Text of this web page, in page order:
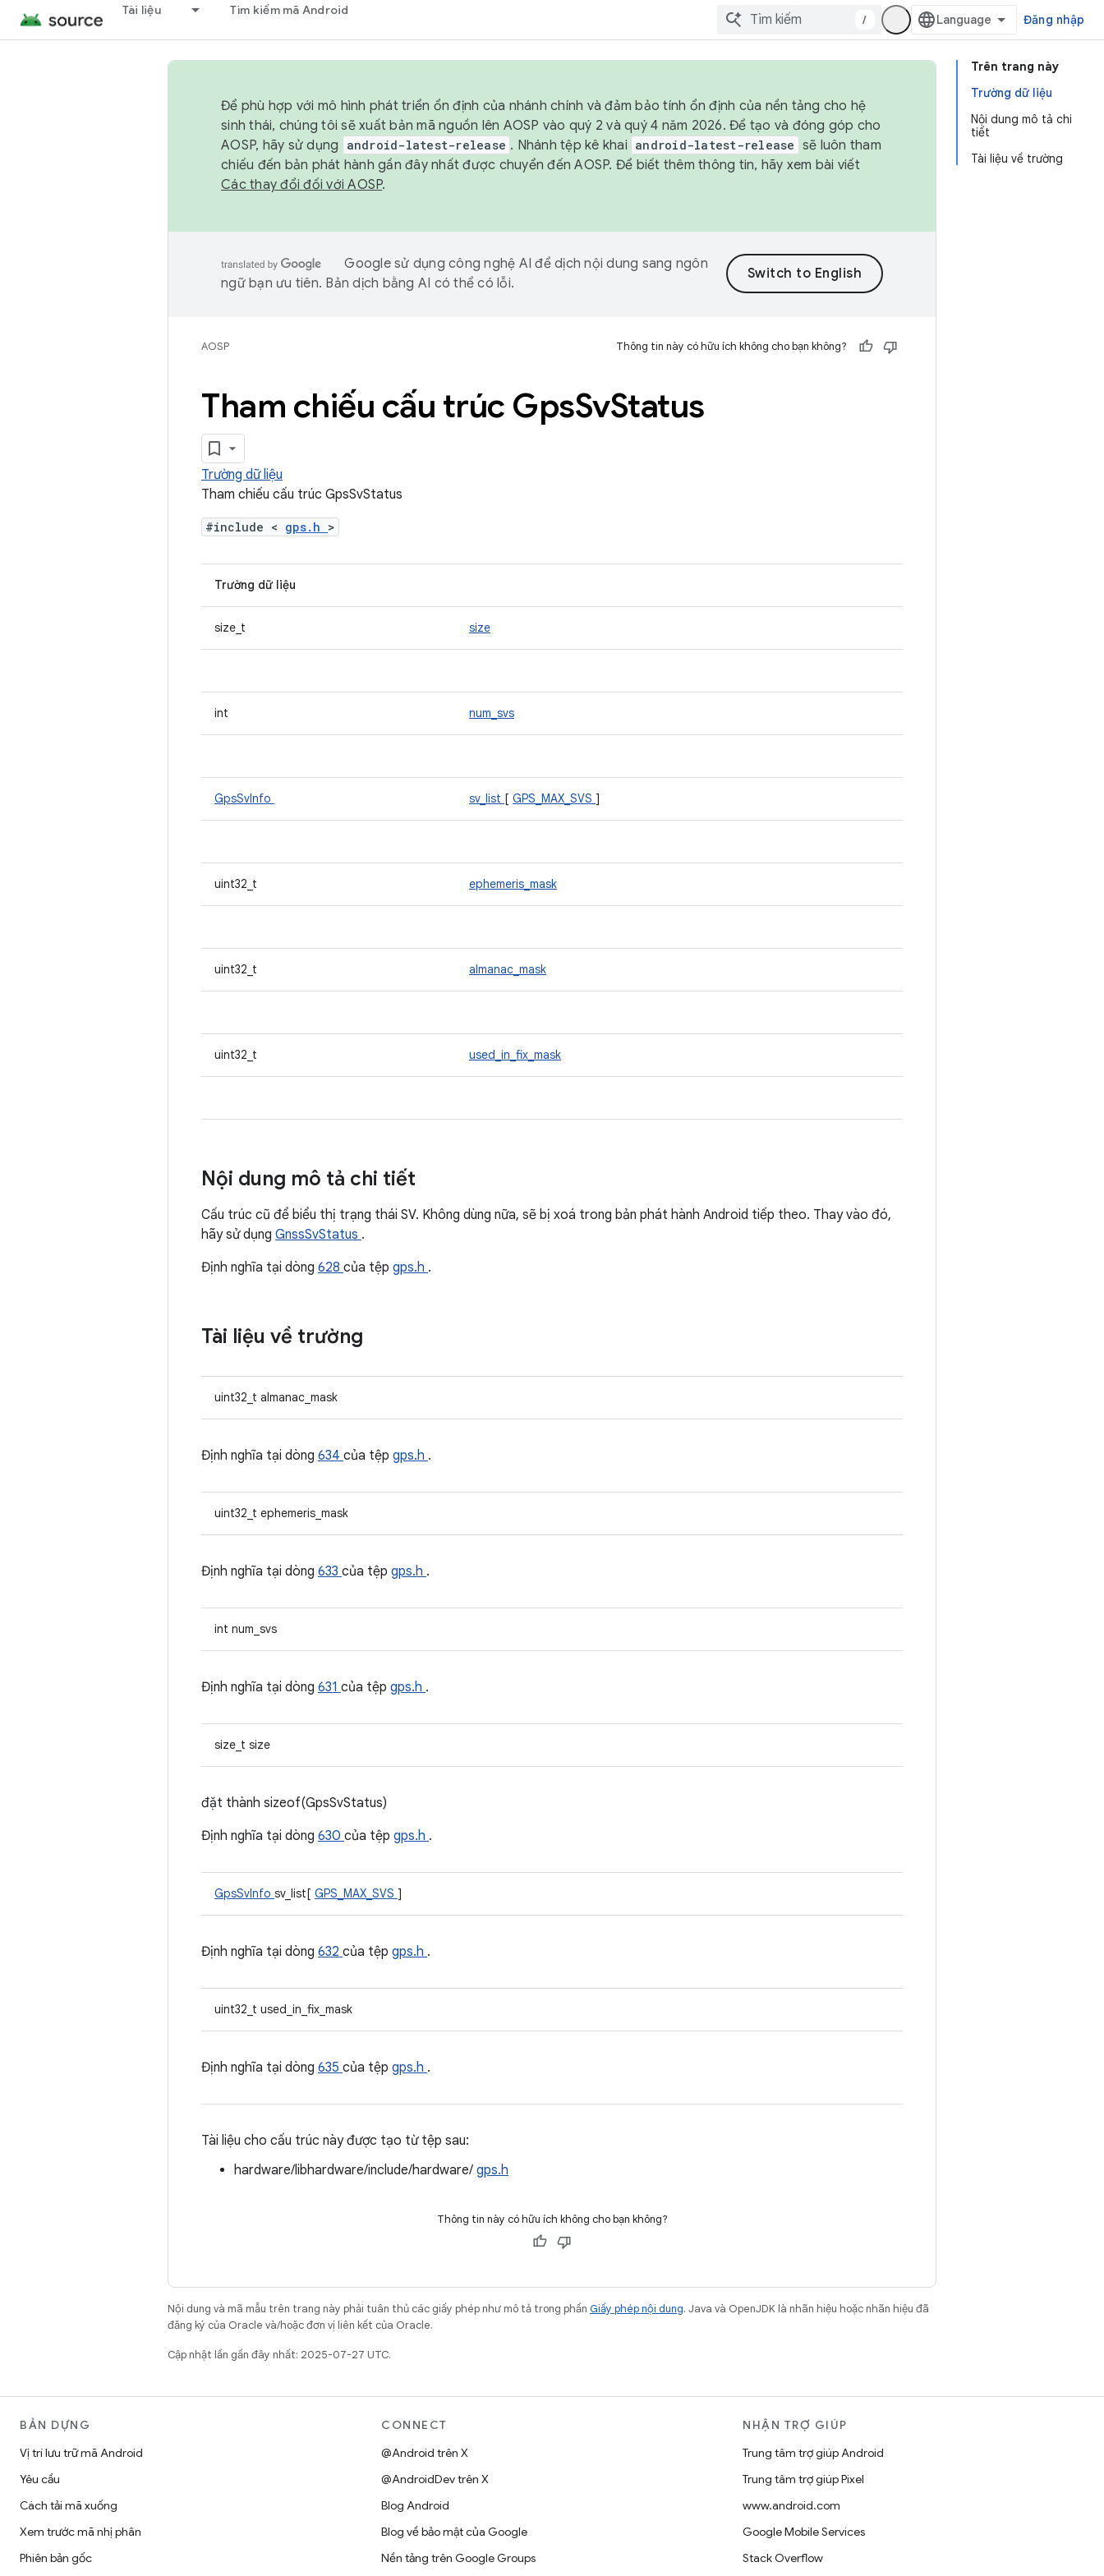
Tài liệu Tìm kiếm mã Android
/ Đăng nhập
Trên trang này
Trường dữ liệu
Nội dung mô tả chi
tiết
Tài liệu về trường
Để phù hợp với mô hình phát triển ổn định của nhánh chính và đảm bảo tính ổn định của nền tảng cho hệ
sinh thái, chúng tôi sẽ xuất bản mã nguồn lên AOSP vào quý 2 và quý 4 năm 2026. Để tạo và đóng góp cho
AOSP, hãy sử dụng
android-latest-release . Nhánh tệp kê khai android-latest-release sẽ luôn tham
chiếu đến bản phát hành gần đây nhất được chuyển đến AOSP. Để biết thêm thông tin, hãy xem bài viết
Các thay đổi đối với AOSP.
Google sử dụng công nghệ AI để dịch nội dung sang ngôn
ngữ bạn ưu tiên. Bản dịch bằng AI có thể có lỗi.
AOSP Thông tin này có hữu ích không cho bạn không?
Tham chiếu cấu trúc GpsSvStatus
Trường dữ liệu
Tham chiếu cấu trúc GpsSvStatus
#include < gps.h >
Trường dữ liệu
size_t size
int num_svs
GpsSvInfo sv_list [ GPS_MAX_SVS ]
uint32_t ephemeris_mask
uint32_t almanac_mask
uint32_t used_in_fix_mask
Nội dung mô tả chi tiết
Cấu trúc cũ để biểu thị trạng thái SV. Không dùng nữa, sẽ bị xoá trong bản phát hành Android tiếp theo. Thay vào đó,
hãy sử dụng GnssSvStatus .
Định nghĩa tại dòng 628 của tệp gps.h .
Tài liệu về trường
uint32_t almanac_mask
Định nghĩa tại dòng 634 của tệp gps.h .
uint32_t ephemeris_mask
Định nghĩa tại dòng 633 của tệp gps.h .
int num_svs
Định nghĩa tại dòng 631 của tệp gps.h .
size_t size
đặt thành sizeof(GpsSvStatus)
Định nghĩa tại dòng 630 của tệp gps.h .
GpsSvInfo sv_list[ GPS_MAX_SVS ]
Định nghĩa tại dòng 632 của tệp gps.h .
uint32_t used_in_fix_mask
Định nghĩa tại dòng 635 của tệp gps.h .
Tài liệu cho cấu trúc này được tạo từ tệp sau:
hardware/libhardware/include/hardware/ gps.h
Thông tin này có hữu ích không cho bạn không?
Nội dung và mã mẫu trên trang này phải tuân thủ các giấy phép như mô tả trong phần Giấy phép nội dung. Java và OpenJDK là nhãn hiệu hoặc nhãn hiệu đã
đăng ký của Oracle và/hoặc đơn vị liên kết của Oracle.
Cập nhật lần gần đây nhất: 2025-07-27 UTC.
BẢN DỰNG
Vị trí lưu trữ mã Android
Yêu cầu
Cách tải mã xuống
Xem trước mã nhị phân
Phiên bản gốc
CONNECT
@Android trên X
@AndroidDev trên X
Blog Android
Blog về bảo mật của Google
Nền tảng trên Google Groups
NHẬN TRỢ GIÚP
Trung tâm trợ giúp Android
Trung tâm trợ giúp Pixel
www.android.com
Google Mobile Services
Stack Overflow